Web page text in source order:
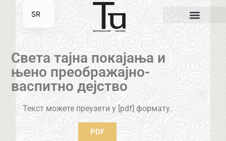
Света тајна покајања и
њено преображајно-
васпитно дејство
Текст можете преузети у [pdf] формату.
PDF
SR
EN